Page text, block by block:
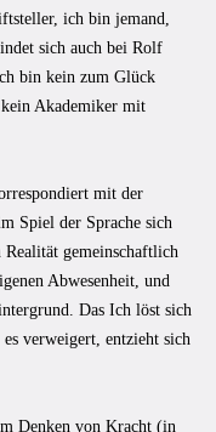
ich bin jemand,
sich auch bei Rolf
bin kein zum Glück
Akademiker mit
mit der
Spiel der Sprache sich
gemeinschaftlich
Abwesenheit, und
Das Ich löst sich
verweigert, entzieht sich
Denken von Kracht (in